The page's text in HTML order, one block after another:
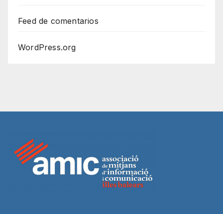
Feed de comentarios
WordPress.org